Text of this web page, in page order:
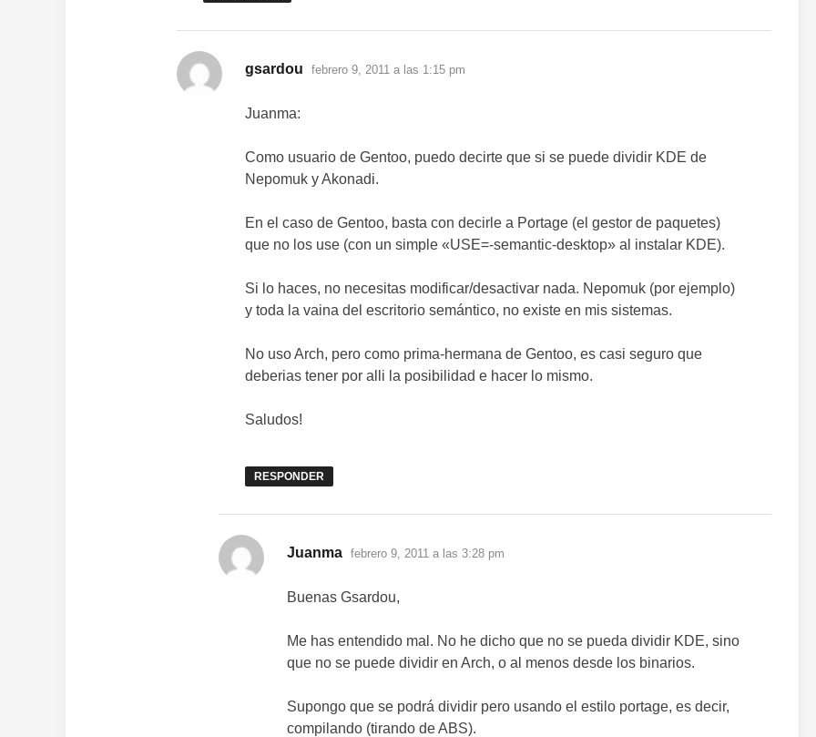
gsardou dice:
febrero 9, 2011 a las 1:15 pm
Juanma:
Como usuario de Gentoo, puedo decirte que si se puede dividir KDE de
Nepomuk y Akonadi.
En el caso de Gentoo, basta con decirle a Portage (el gestor de paquetes)
que no los use (con un simple «USE=-semantic-desktop» al instalar KDE).
Si lo haces, no necesitas modificar/desactivar nada. Nepomuk (por ejemplo)
y toda la vaina del escritorio semántico, no existe en mis sistemas.
No uso Arch, pero como prima-hermana de Gentoo, es casi seguro que
deberias tener por alli la posibilidad e hacer lo mismo.
Saludos!
RESPONDER
Juanma dice:
febrero 9, 2011 a las 3:28 pm
Buenas Gsardou,
Me has entendido mal. No he dicho que no se pueda dividir KDE, sino
que no se puede dividir en Arch, o al menos desde los binarios.
Supongo que se podrá dividir pero usando el estilo portage, es decir,
compilando (tirando de ABS).